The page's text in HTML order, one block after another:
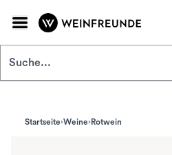
Startseite Weine Rotwein